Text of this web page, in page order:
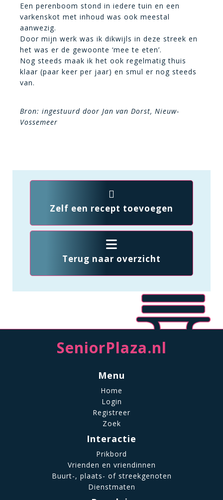
Een perenboom stond in iedere tuin en een
varkenskot met inhoud was ook meestal
aanwezig.
Door mijn werk was ik dikwijls in deze streek en
het was er de gewoonte ‘mee te eten’.
Nog steeds maak ik het ook regelmatig thuis
klaar (paar keer per jaar) en smul er nog steeds
van.
Bron: ingestuurd door Jan van Dorst, Nieuw-
Vossemeer
Zelf een recept toevoegen
Terug naar overzicht
SeniorPlaza.nl
Menu
Home
Login
Registreer
Zoek
Interactie
Prikbord
Vrienden en vriendinnen
Buurt-, plaats- of streekgenoten
Dienstmaten